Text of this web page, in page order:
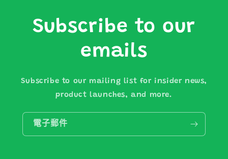
Subscribe to our
emails
Subscribe to our mailing list for insider news,
product launches, and more.
電子郵件